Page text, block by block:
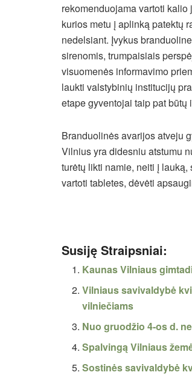
rekomenduojama vartoti
kurios metu į aplinką patektų
nedelsiant. Įvykus
sirenomis, trumpaisiais
visuomenės informavimo
laukti valstybinių institucijų
etape gyventojai taip pat
Branduolinės avarijos atveju
Vilnius yra didesniu atstumu
turėtų likti namie, neiti į
vartoti tabletes, dėvėti
Susiję Straipsniai:
Kaunas Vilniaus
Vilniaus savivaldybė
vilniečiams
Nuo gruodžio 4-os d.
Spalvingą Vilniaus
Sostinės savivaldybė